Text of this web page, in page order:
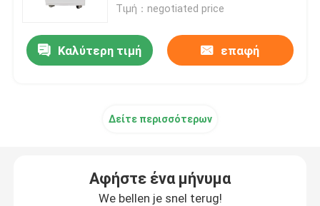
Τιμή：negotiated price
Καλύτερη τιμή επαφή
Δείτε περισσότερων
Αφήστε ένα μήνυμα
We bellen je snel terug!